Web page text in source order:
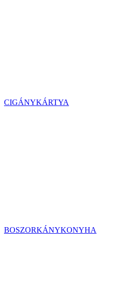
CIGÁNYKÁRTYA
BOSZORKÁNYKONYHA